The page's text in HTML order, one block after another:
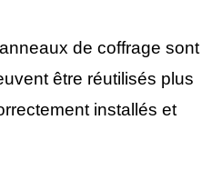
de coffrage sont
être réutilisés plus
installés et